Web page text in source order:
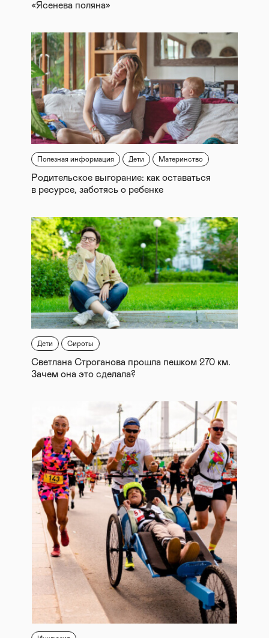
«Ясенева поляна»
Полезная информация Дети Материнство
Родительское выгорание: как оставаться
в ресурсе, заботясь о ребенке
Дети Сироты
Светлана Строганова прошла пешком 270 км.
Зачем она это сделала?